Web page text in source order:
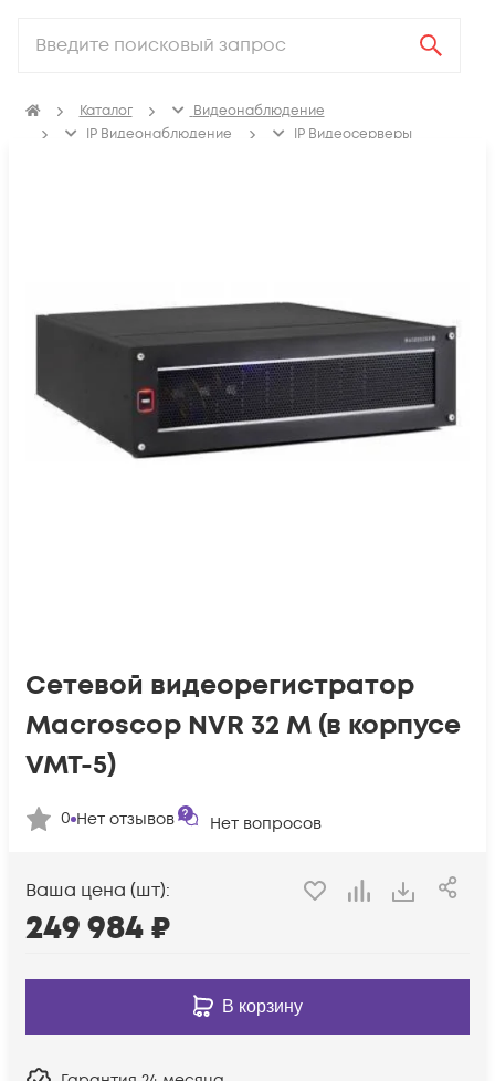
Каталог
Видеонаблюдение
IP Видеонаблюдение
IP Видеосерверы
Сетевой видеорегистратор
Macroscop NVR 32 М (в корпусе
VMT-5)
0 Нет отзывов Нет вопросов
Ваша цена (шт):
249 984₽
В корзину